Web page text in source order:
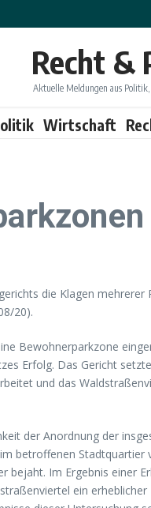
Recht &
Aktuelle Meldungen aus
Wirtschaft
die Klagen
20).
Bewohnerparkzone
Erfolg. Das Gericht
und das
der Anordnung der
betroffenen
Im Ergebnis einer
ein